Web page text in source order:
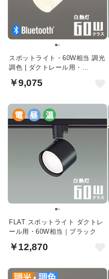
スポットライト・60W相当 調光
調色 | ダクトレール用・
￥9,075
FLAT スポットライト ダクトレ
ール用・60W相当｜ブラック
￥12,870